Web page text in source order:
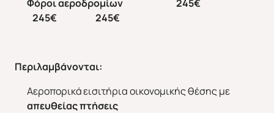
Άνοιξη 2027
Φόροι αεροδρομίων 245€
245€ 245€
Περιλαμβάνονται:
Αεροπορικά εισιτήρια οικονομικής θέσης με
απευθείας πτήσεις